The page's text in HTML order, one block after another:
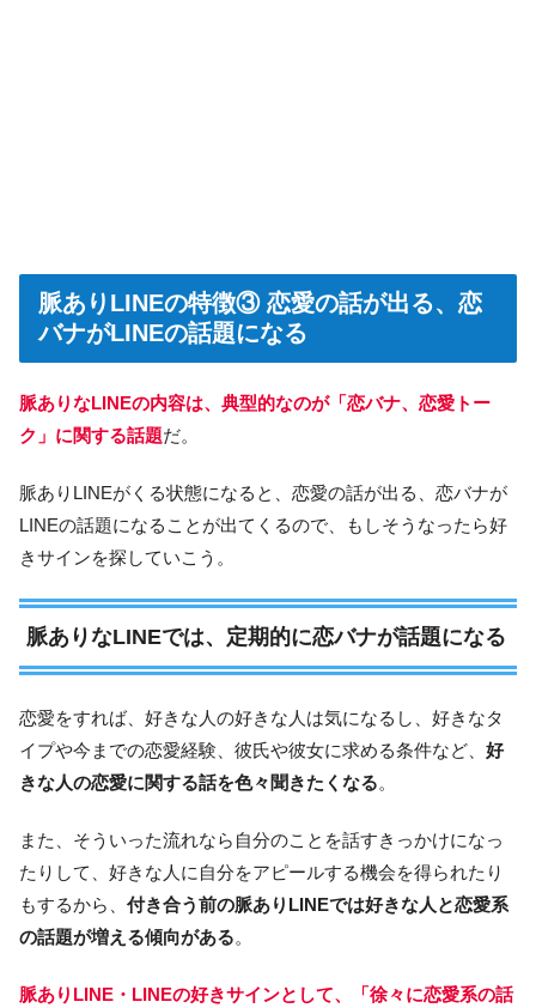
脈ありLINEの特徴③ 恋愛の話が出る、恋
バナがLINEの話題になる
脈ありなLINEの内容は、典型的なのが「恋バナ、恋愛トー
ク」に関する話題だ。
脈ありLINEがくる状態になると、恋愛の話が出る、恋バナが
LINEの話題になることが出てくるので、もしそうなったら好
きサインを探していこう。
脈ありなLINEでは、定期的に恋バナが話題になる
恋愛をすれば、好きな人の好きな人は気になるし、好きなタ
イプや今までの恋愛経験、彼氏や彼女に求める条件など、 好
きな人の恋愛に関する話を色々聞きたくなる。
また、そういった流れなら自分のことを話すきっかけになっ
たりして、好きな人に自分をアピールする機会を得られたり
もするから、 付き合う前の脈ありLINEでは好きな人と恋愛系
の話題が増える傾向がある。
脈ありLINE・LINEの好きサインとして、「徐々に恋愛系の話